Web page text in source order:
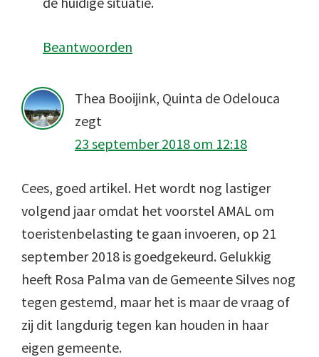
Beantwoorden
Thea Booijink, Quinta de Odelouca
zegt
23 september 2018 om 12:18
Cees, goed artikel. Het wordt nog lastiger
volgend jaar omdat het voorstel AMAL om
toeristenbelasting te gaan invoeren, op 21
september 2018 is goedgekeurd. Gelukkig
heeft Rosa Palma van de Gemeente Silves nog
tegen gestemd, maar het is maar de vraag of
zij dit langdurig tegen kan houden in haar
eigen gemeente.